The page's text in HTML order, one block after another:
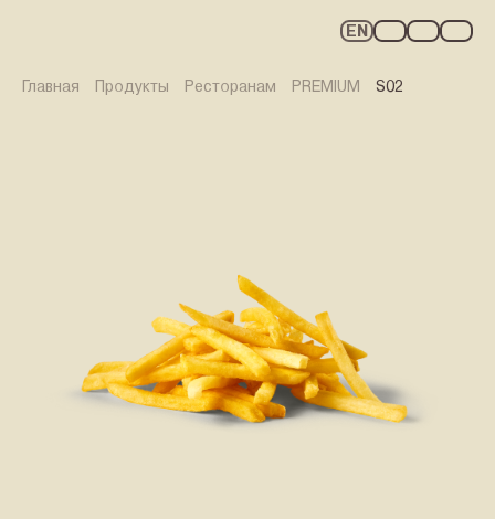
EN
Главная Продукты Ресторанам PREMIUM S02
С ОГНЁМ ВНУТРИ